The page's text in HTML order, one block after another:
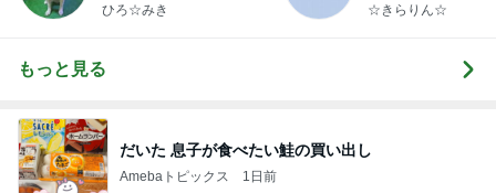
ひろ☆みき ☆きらりん☆
もっと見る
だいた 息子が食べたい鮭の買い出し
Amebaトピックス 1日前